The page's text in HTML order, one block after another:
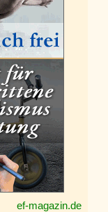
ef-magazin.de